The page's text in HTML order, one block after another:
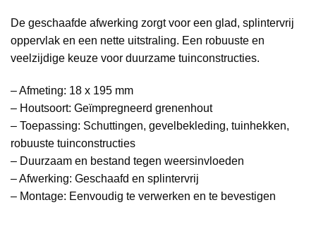
De geschaafde afwerking zorgt voor een glad, splintervrij
oppervlak en een nette uitstraling. Een robuuste en
veelzijdige keuze voor duurzame tuinconstructies.
– Afmeting: 18 x 195 mm
– Houtsoort: Geïmpregneerd grenenhout
– Toepassing: Schuttingen, gevelbekleding, tuinhekken,
robuuste tuinconstructies
– Duurzaam en bestand tegen weersinvloeden
– Afwerking: Geschaafd en splintervrij
– Montage: Eenvoudig te verwerken en te bevestigen